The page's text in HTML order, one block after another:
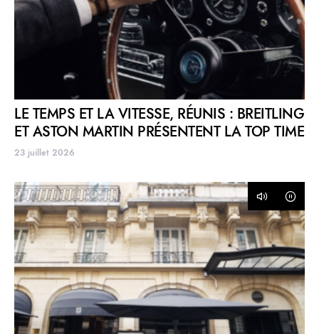
LE TEMPS ET LA VITESSE, RÉUNIS : BREITLING
ET ASTON MARTIN PRÉSENTENT LA TOP TIME
23 juillet 2026